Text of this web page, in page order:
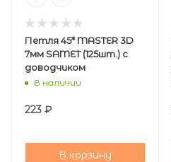
Петля 45* MASTER 3D
7мм SAMET (125шт.) с
доводчиком
В наличии
223 ₽
В корзину